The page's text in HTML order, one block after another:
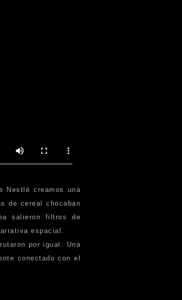
Nestlé creamos una
de cereal chocaban
salieron filtros de
espacial.
por igual. Una
conectado con el